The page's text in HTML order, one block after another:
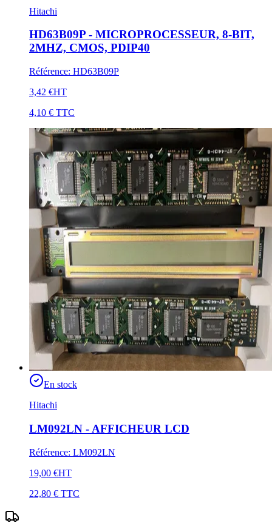
Hitachi
HD63B09P - MICROPROCESSEUR, 8-BIT,
2MHZ, CMOS, PDIP40
Référence: HD63B09P
3,42 €HT
4,10 € TTC
En stock
Hitachi
LM092LN - AFFICHEUR LCD
Référence: LM092LN
19,00 €HT
22,80 € TTC